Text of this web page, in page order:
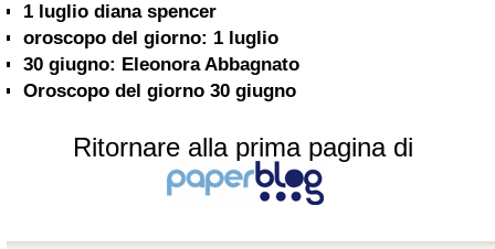
1 luglio diana spencer
oroscopo del giorno: 1 luglio
30 giugno: Eleonora Abbagnato
Oroscopo del giorno 30 giugno
Ritornare alla prima pagina di